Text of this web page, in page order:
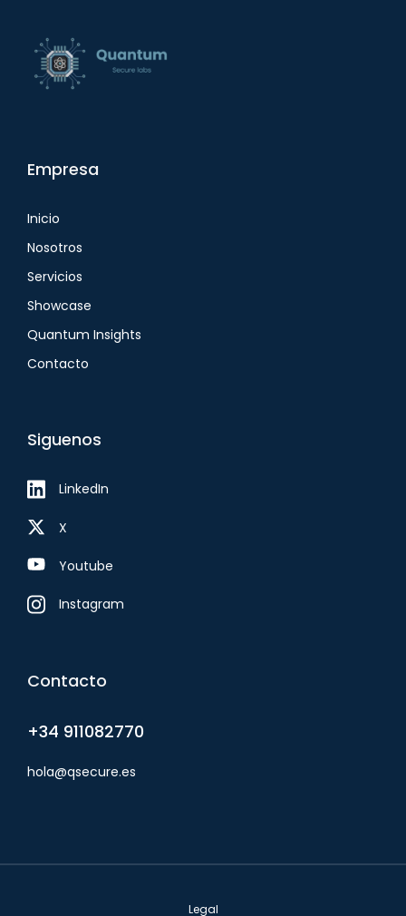
Empresa
Inicio
Nosotros
Servicios
Showcase
Quantum Insights
Contacto
Siguenos
LinkedIn
X
Youtube
Instagram
Contacto
+34 911082770
hola@qsecure.es
Legal